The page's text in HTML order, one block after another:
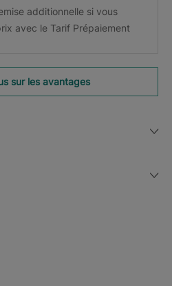
additionnelle si vous
avec le Tarif Prépaiement
sur les avantages